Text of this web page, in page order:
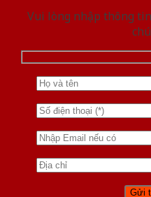
Vui lòng nhập thông